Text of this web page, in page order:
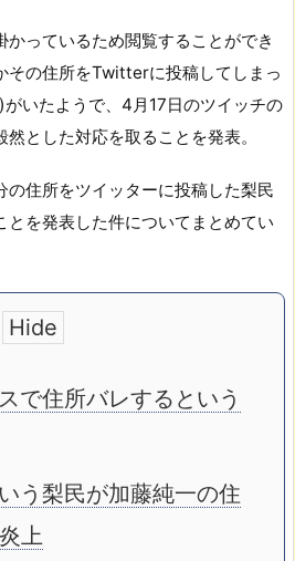
っているため閲覧することができ
その住所をTwitterに投稿してしまっ
いたようで、4月17日のツイッチの
とした対応を取ることを発表。
の住所をツイッターに投稿した梨民
とを発表した件についてまとめてい
で住所バレするという
う梨民が加藤純一の住
上